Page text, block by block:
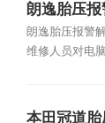
朗逸胎压报
朗逸胎压报警
维修人员对电
本田冠道胎